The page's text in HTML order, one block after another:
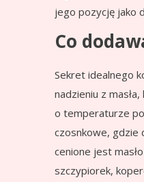
jego pozycję jako
Co
Sekret idealnego
nadzieniu z
o temperaturze
czosnkowe, gdzie
cenione jest
szczypiorek,